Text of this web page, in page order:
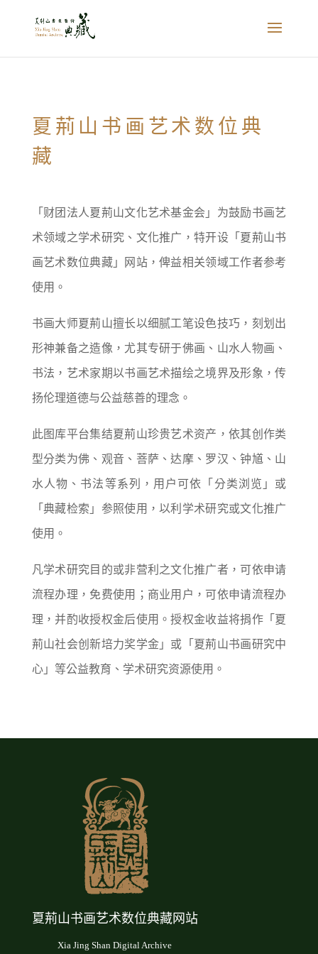
夏荊山书画艺术数位典
藏
「财团法人夏荊山文化艺术基金会」为鼓励书画艺
术领域之学术研究、文化推广，特开设「夏荊山书
画艺术数位典藏」网站，俾益相关领域工作者参考
使用。
书画大师夏荊山擅长以细腻工笔设色技巧，刻划出
形神兼备之造像，尤其专研于佛画、山水人物画、
书法，艺术家期以书画艺术描绘之境界及形象，传
扬伦理道德与公益慈善的理念。
此图库平台集结夏荊山珍贵艺术资产，依其创作类
型分类为佛、观音、菩萨、达摩、罗汉、钟馗、山
水人物、书法等系列，用户可依「分类浏览」或
「典藏检索」参照使用，以利学术研究或文化推广
使用。
凡学术研究目的或非营利之文化推广者，可依申请
流程办理，免费使用；商业用户，可依申请流程办
理，并酌收授权金后使用。授权金收益将捐作「夏
荊山社会创新培力奖学金」或「夏荊山书画研究中
心」等公益教育、学术研究资源使用。
夏荊山书画艺术数位典藏网站
Xia Jing Shan Digital Archive